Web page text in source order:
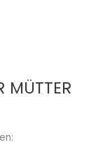
MÜTTER